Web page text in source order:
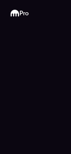
Kraken
Pro